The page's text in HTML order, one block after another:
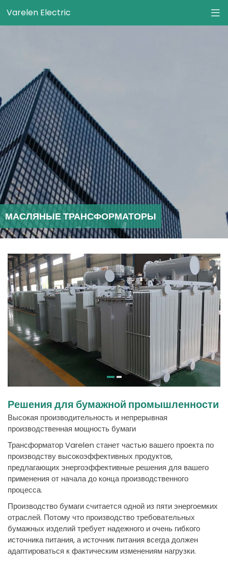
Varelen Electric
МАСЛЯНЫЕ ТРАНСФОРМАТОРЫ
Решения для бумажной промышленности
Высокая производительность и непрерывная
производственная мощность бумаги
Трансформатор Varelen станет частью вашего проекта по
производству высокоэффективных продуктов,
предлагающих энергоэффективные решения для вашего
применения от начала до конца производственного
процесса.
Производство бумаги считается одной из пяти энергоемких
отраслей. Потому что производство требовательных
бумажных изделий требует надежного и очень гибкого
источника питания, а источник питания всегда должен
адаптироваться к фактическим изменениям нагрузки.